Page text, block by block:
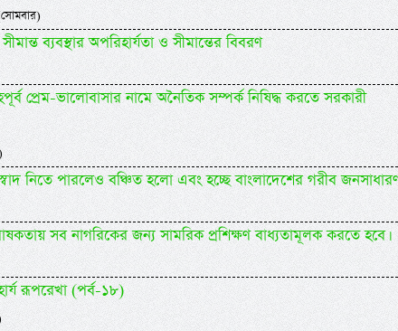
ব্যবস্থার অপরিহার্যতা ও সীমান্তের বিবরণ
প্রেম-ভালোবাসার নামে অনৈতিক সম্পর্ক নিষিদ্ধ করতে সরকারী
নিতে পারলেও বঞ্চিত হলো এবং হচ্ছে বাংলাদেশের গরীব
সব নাগরিকের জন্য সামরিক প্রশিক্ষণ বাধ্যতামূলক করতে হবে।
রূপরেখা (পর্ব-১৮)